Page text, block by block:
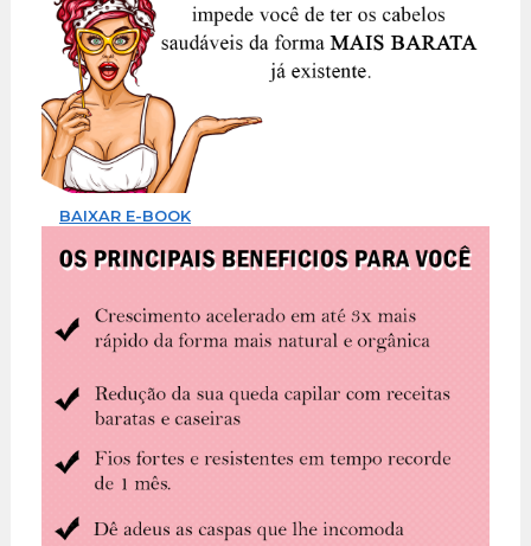
BAIXAR E-BOOK